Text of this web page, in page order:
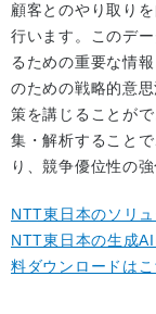
顧客とのやり取り
行います。このデ
るための重要な情
のための戦略的意
策を講じることが
集・解析すること
り、競争優位性の
NTT東日本のソリ
NTT東日本の生成
料ダウンロードはこ